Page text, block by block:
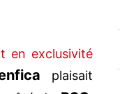
en exclusivité
plaisait